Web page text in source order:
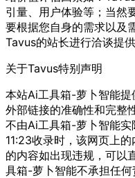
引量、用户体验等；当然
要根据您自身的需求以及
Tavus的站长进行洽谈提
关于Tavus特别声明
本站Ai工具箱-萝卜智能
外部链接的准确性和完整
不由Ai工具箱-萝卜智能
11:23收录时，该网页上
的内容如出现违规，可以
具箱-萝卜智能不承担任何